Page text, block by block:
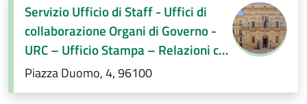
Servizio Ufficio di Staff - Uffici di
collaborazione Organi di Governo -
URC – Ufficio Stampa – Relazioni con
la città
Piazza Duomo, 4, 96100